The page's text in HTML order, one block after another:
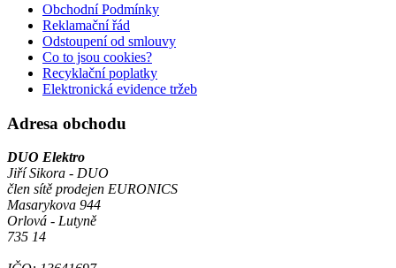
Obchodní Podmínky
Reklamační řád
Odstoupení od smlouvy
Co to jsou cookies?
Recyklační poplatky
Elektronická evidence tržeb
Adresa obchodu
DUO Elektro
Jiří Sikora - DUO
člen sítě prodejen EURONICS
Masarykova 944
Orlová - Lutyně
735 14